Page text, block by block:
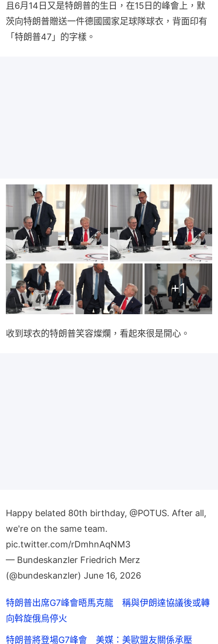
且6月14日又是特朗普的生日，在15日的峰會上，默
茨向特朗普贈送一件德國國家足球隊球衣，背面印有
「特朗普47」的字樣。
+1
收到球衣的特朗普笑容燦爛，看起來很是開心。
we're on the same team.
pic.twitter.com/rDmhnAqNM3
— Bundeskanzler Friedrich Merz
(@bundeskanzler) June 16, 2026
向斡旋俄烏停火